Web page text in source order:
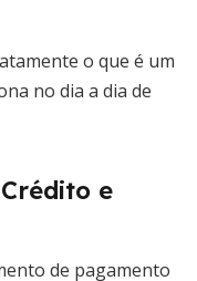
o que é um
no dia a dia de
e
de pagamento